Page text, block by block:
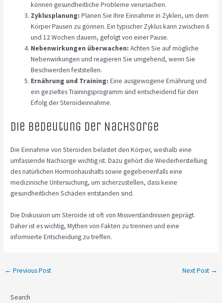
können gesundheitliche Probleme verursachen.
Zyklusplanung: Planen Sie Ihre Einnahme in Zyklen, um dem
Körper Pausen zu gönnen. Ein typischer Zyklus kann zwischen 6
und 12 Wochen dauern, gefolgt von einer Pause.
Nebenwirkungen überwachen: Achten Sie auf mögliche
Nebenwirkungen und reagieren Sie umgehend, wenn Sie
Beschwerden feststellen.
Ernährung und Training: Eine ausgewogene Ernährung und
ein gezieltes Trainingsprogramm sind entscheidend für den
Erfolg der Steroideinnahme.
Die Bedeutung der Nachsorge
Die Einnahme von Steroiden belastet den Körper, weshalb eine
umfassende Nachsorge wichtig ist. Dazu gehört die Wiederherstellung
des natürlichen Hormonhaushalts sowie gegebenenfalls eine
medizinische Untersuchung, um sicherzustellen, dass keine
gesundheitlichen Schäden entstanden sind.
Die Diskussion um Steroide ist oft von Missverständnissen geprägt.
Daher ist es wichtig, Mythen von Fakten zu trennen und eine
informierte Entscheidung zu treffen.
← Previous Post Next Post →
Search